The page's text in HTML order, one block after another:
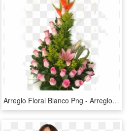
Arreglo Floral Blanco Png - Arreglos Florales Para El 10 De Mayo, Transparent Png